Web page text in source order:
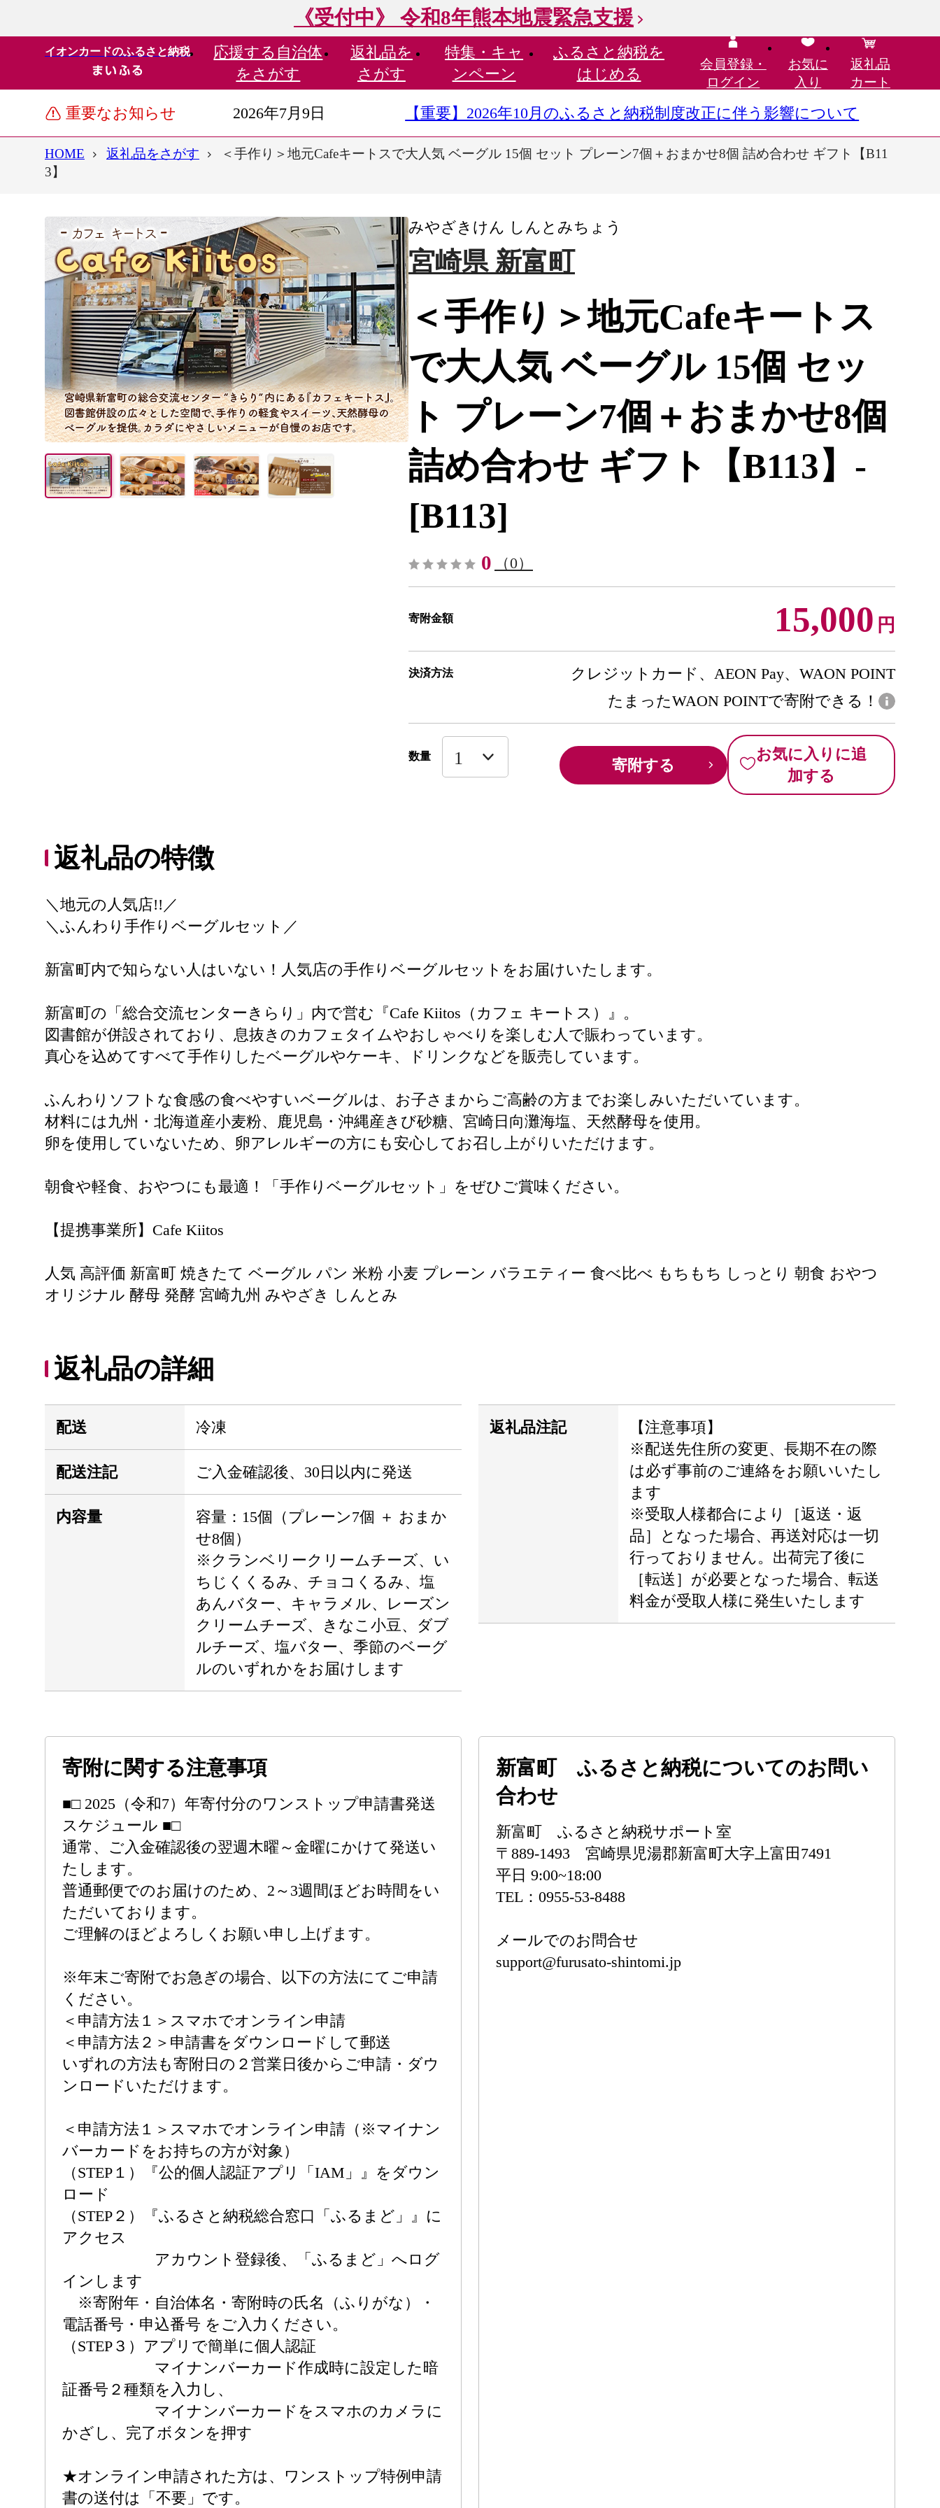
《受付中》 令和8年熊本地震緊急支援
イオンカードのふるさと納税 応援する 自治体
をさがす
返礼品を
さがす
特集・ キャ
ンペーン
ふるさと納税を
はじめる
会員登録・
ログイン
お気に
入り
返礼品
カート
重要なお知らせ 2026年7月9日 【重要】2026年10月のふるさと納税制度改正に伴う影響について
HOME 返礼品をさがす
＜手作り＞地元Cafeキートスで大人気 ベーグル 15個 セット プレーン7個＋おまかせ8個 詰め合わせ ギフト【B11
3】
みやざきけん しんとみちょう
宮崎県 新富町
＜手作り＞地元Cafeキートス
で大人気 ベーグル 15個 セッ
ト プレーン7個＋おまかせ8個
詰め合わせ ギフト【B113】-
[B113]
0 （0）
寄附金額 15,000 円
決済方法
クレジットカード、AEON Pay、WAON POINT
たまったWAON POINTで寄附できる！
数量 寄附する
お気に入りに追
加する
返礼品の特徴
＼地元の人気店!!／
＼ふんわり手作りベーグルセット／
新富町内で知らない人はいない！人気店の手作りベーグルセットをお届けいたします。
新富町の「総合交流センターきらり」内で営む『Cafe Kiitos（カフェ キートス）』。
図書館が併設されており、息抜きのカフェタイムやおしゃべりを楽しむ人で賑わっています。
真心を込めてすべて手作りしたベーグルやケーキ、ドリンクなどを販売しています。
ふんわりソフトな食感の食べやすいベーグルは、お子さまからご高齢の方までお楽しみいただいています。
材料には九州・北海道産小麦粉、鹿児島・沖縄産きび砂糖、宮崎日向灘海塩、天然酵母を使用。
卵を使用していないため、卵アレルギーの方にも安心してお召し上がりいただけます。
朝食や軽食、おやつにも最適！「手作りベーグルセット」をぜひご賞味ください。
【提携事業所】Cafe Kiitos
人気 高評価 新富町 焼きたて ベーグル パン 米粉 小麦 プレーン バラエティー 食べ比べ もちもち しっとり 朝食 おやつ
オリジナル 酵母 発酵 宮崎九州 みやざき しんとみ
返礼品の詳細
配送 冷凍
配送注記 ご入金確認後、30日以内に発送
内容量
容量：15個（プレーン7個 ＋ おまか
せ8個）
※クランベリークリームチーズ、い
ちじくくるみ、チョコくるみ、塩
あんバター、キャラメル、レーズン
クリームチーズ、きなこ小豆、ダブ
ルチーズ、塩バター、季節のベーグ
ルのいずれかをお届けします
返礼品注記
【注意事項】
※配送先住所の変更、長期不在の際
は必ず事前のご連絡をお願いいたし
ます
※受取人様都合により［返送・返
品］となった場合、再送対応は一切
行っておりません。出荷完了後に
［転送］が必要となった場合、転送
料金が受取人様に発生いたします
寄附に関する注意事項
■□ 2025（令和7）年寄付分のワンストップ申請書発送
スケジュール ■□
通常、ご入金確認後の翌週木曜～金曜にかけて発送い
たします。
普通郵便でのお届けのため、2～3週間ほどお時間をい
ただいております。
ご理解のほどよろしくお願い申し上げます。
※年末ご寄附でお急ぎの場合、以下の方法にてご申請
ください。
＜申請方法１＞スマホでオンライン申請
＜申請方法２＞申請書をダウンロードして郵送
いずれの方法も寄附日の２営業日後からご申請・ダウ
ンロードいただけます。
＜申請方法１＞スマホでオンライン申請（※マイナン
バーカードをお持ちの方が対象）
（STEP１）『公的個人認証アプリ「IAM」』をダウン
ロード
（STEP２）『ふるさと納税総合窓口「ふるまど」』に
アクセス
アカウント登録後、「ふるまど」へログ
インします
※寄附年・自治体名・寄附時の氏名（ふりがな）・
電話番号・申込番号 をご入力ください。
（STEP３）アプリで簡単に個人認証
マイナンバーカード作成時に設定した暗
証番号２種類を入力し、
マイナンバーカードをスマホのカメラに
かざし、完了ボタンを押す
★オンライン申請された方は、ワンストップ特例申請
書の送付は「不要」です。
新富町 ふるさと納税についてのお問い
合わせ
新富町 ふるさと納税サポート室
〒889-1493 宮崎県児湯郡新富町大字上富田7491
平日 9:00~18:00
TEL：0955-53-8488
メールでのお問合せ
support@furusato-shintomi.jp